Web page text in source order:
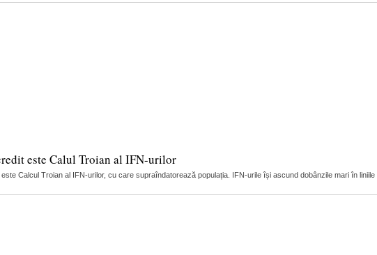
este Calul Troian al IFN-urilor
este Calcul Troian al IFN-urilor, cu care supraîndatorează populația. IFN-urile își ascund dobânzile mari în